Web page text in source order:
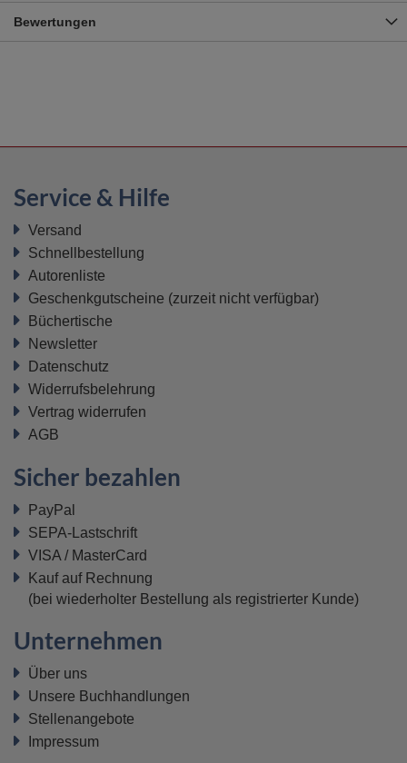
Bewertungen
Service & Hilfe
Versand
Schnellbestellung
Autorenliste
Geschenkgutscheine (zurzeit nicht verfügbar)
Büchertische
Newsletter
Datenschutz
Widerrufsbelehrung
Vertrag widerrufen
AGB
Sicher bezahlen
PayPal
SEPA-Lastschrift
VISA / MasterCard
Kauf auf Rechnung
(bei wiederholter Bestellung als registrierter Kunde)
Unternehmen
Über uns
Unsere Buchhandlungen
Stellenangebote
Impressum